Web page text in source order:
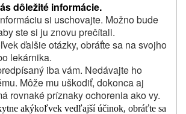
dôležité informácie.
si uschovajte. Možno bude
ste si ju znovu prečítali.
ďalšie otázky, obráťte sa na svojho
lekárnika.
iba vám. Nedávajte ho
Môže mu uškodiť, dokonca aj
rovnaké príznaky ochorenia ako vy.
akýkoľvek vedľajší účinok, obráťte sa